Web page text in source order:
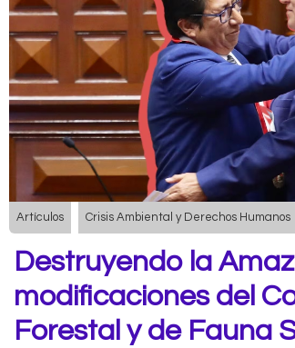
Artículos Crisis Ambiental y Derechos Humanos
Destruyendo la
modificaciones del
Forestal y de Fauna